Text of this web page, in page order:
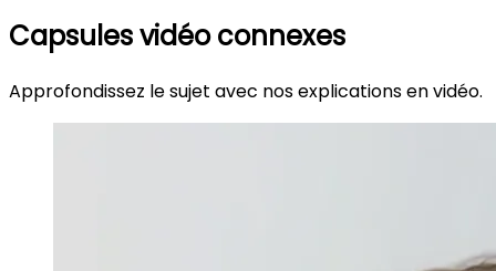
Capsules vidéo connexes
Approfondissez le sujet avec nos explications en vidéo.